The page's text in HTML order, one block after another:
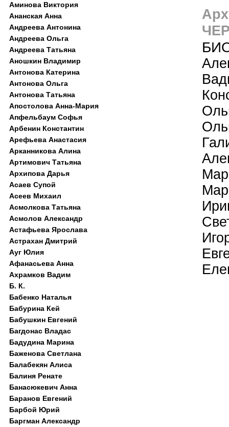
Аминова Виктория
Ананская Анна
Андреева Антонина
Андреева Ольга
Андреева Татьяна
Аношкин Владимир
Антонова Катерина
Антонова Ольга
Антонова Татьяна
Апостолова Анна-Мария
Апфельбаум Софья
Арбенин Константин
Арефьева Анастасия
Арканникова Алина
Артимович Татьяна
Архипова Дарья
Асаев Супой
Асеев Михаил
Асмолкова Татьяна
Асмолов Александр
Астафьева Ярослава
Астрахан Дмитрий
Ауг Юлия
Афанасьева Анна
Ахрамков Вадим
Б. К.
Бабенко Наталья
Бабурина Кей
Бабушкин Евгений
Багдонас Владас
Бадудина Марина
Баженова Светлана
Балабекян Алиса
Балиня Ренате
Банасюкевич Анна
Баранов Евгений
Барбой Юрий
Баргман Александр